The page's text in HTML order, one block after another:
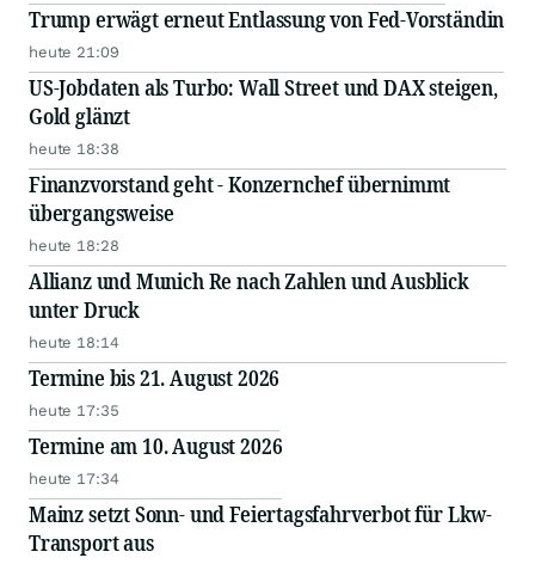
Trump erwägt erneut Entlassung von Fed-Vorständin
heute 21:09
US-Jobdaten als Turbo: Wall Street und DAX steigen,
Gold glänzt
heute 18:38
Finanzvorstand geht - Konzernchef übernimmt
übergangsweise
heute 18:28
Allianz und Munich Re nach Zahlen und Ausblick
unter Druck
heute 18:14
Termine bis 21. August 2026
heute 17:35
Termine am 10. August 2026
heute 17:34
Mainz setzt Sonn- und Feiertagsfahrverbot für Lkw-
Transport aus